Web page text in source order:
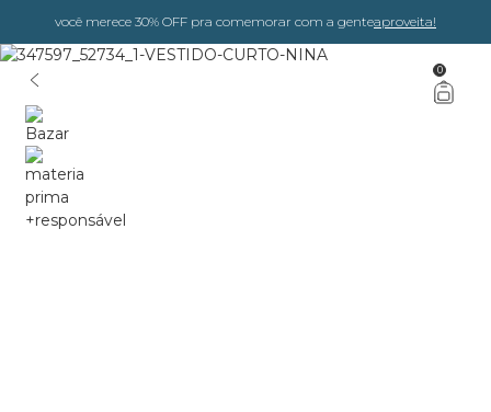
você merece 30% OFF pra comemorar com a genteaproveita!
0